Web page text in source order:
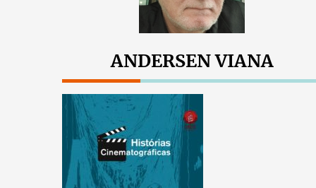
ANDERSEN VIANA